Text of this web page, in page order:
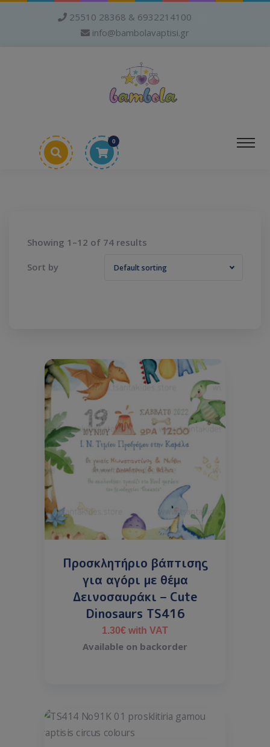
25510 28368 & 6932214100
info@bambolavaptisi.gr
0
Showing 1–12 of 74 results
Sort by Default sorting
Προσκλητήριο βάπτισης
για αγόρι με θέμα
Δεινοσαυράκι – Cute
Dinosaurs TS416
1.30€ with VAT
Available on backorder